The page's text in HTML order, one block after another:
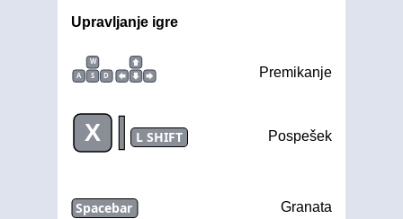
Upravljanje igre
W
A
S D Premikanje
X | L SHIFT Pospešek
Spacebar Granata